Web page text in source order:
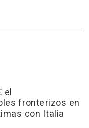
el
fronterizos en
con Italia